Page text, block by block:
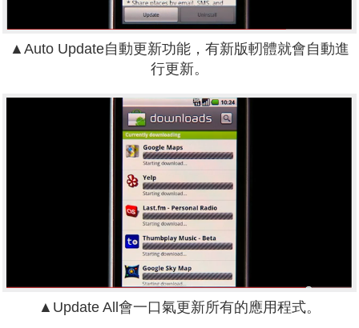
▲Auto Update自動更新功能，有新版軔體就會自動進
行更新。
▲Update All會一口氣更新所有的應用程式。